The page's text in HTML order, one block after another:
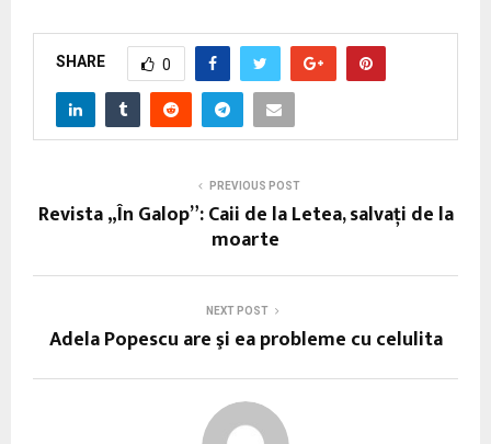
SHARE 0
PREVIOUS POST
Revista „În Galop”: Caii de la Letea, salvați de la
moarte
NEXT POST
Adela Popescu are şi ea probleme cu celulita